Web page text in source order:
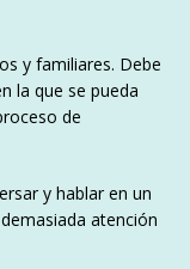
y familiares. Debe
la que se pueda
de
y hablar en un
atención